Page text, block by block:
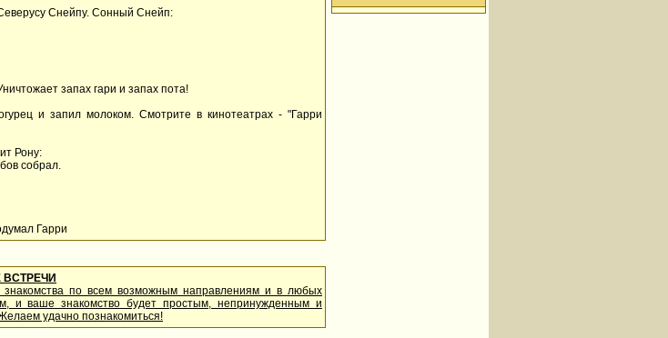
Снейпу. Сонный Снейп:
запах гари и запах пота!
и запил молоком. Смотрите в кинотеатрах - "Гарри
Рону:
собрал.
Гарри
знакомства по всем возможным направлениям и в любых
и ваше знакомство будет простым, непринужденным и
удачно познакомиться!